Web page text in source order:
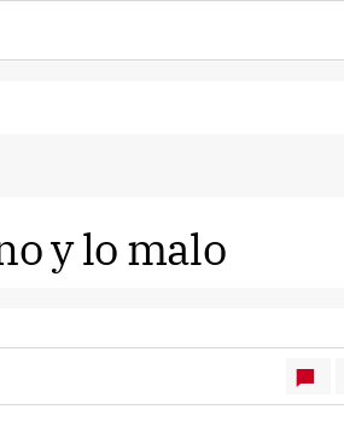
y lo malo